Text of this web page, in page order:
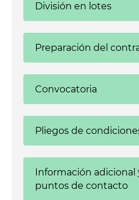
División en lotes
Preparación del
Convocatoria
Pliegos de
Información adicional
puntos de contacto